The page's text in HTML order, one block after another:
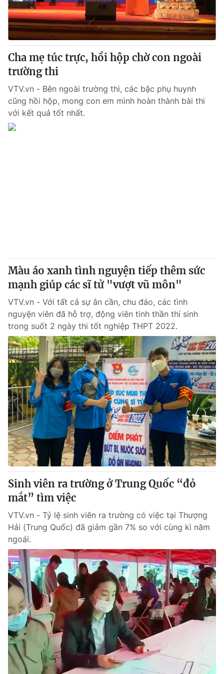
Thị trường 24h Tấm lòng Việt
VTV4 Vươn mình bằng AI
VTV9 VTV8
Liên hệ tòa soạn English
Tổng Biên tập:Vũ Thanh Thủy
Phó Tổng Biên tập: Nguyễn Thị Mỹ Hạnh, Phạm Quốc Thắng,
Nguyễn Trọng Ninh
Ðiện thoại Thời báo VTV:
024.66 897 897
Email: toasoan@vtv.vn
Liên hệ quảng cáo:024-7300.7108
® Cấm sao chép dưới mọi hình thức nếu không có sự chấp
thuận bằng văn bản. Ghi rõ nguồn VTV.vn khi phát hành lại
thông tin từ website này.
Cha mẹ túc trực, hồi hộp chờ con ngoài
trường thi
VTV.vn - Bên ngoài trường thi, các bậc phụ huynh
cũng hồi hộp, mong con em mình hoàn thành bài thi
với kết quả tốt nhất.
Màu áo xanh tình nguyện tiếp thêm sức
mạnh giúp các sĩ tử "vượt vũ môn"
VTV.vn - Với tất cả sự ân cần, chu đáo, các tình
nguyện viên đã hỗ trợ, động viên tinh thần thí sinh
trong suốt 2 ngày thi tốt nghiệp THPT 2022.
Sinh viên ra trường ở Trung Quốc “đỏ
mắt” tìm việc
VTV.vn - Tỷ lệ sinh viên ra trường có việc tại Thượng
Hải (Trung Quốc) đã giảm gần 7% so với cùng kì năm
ngoái.